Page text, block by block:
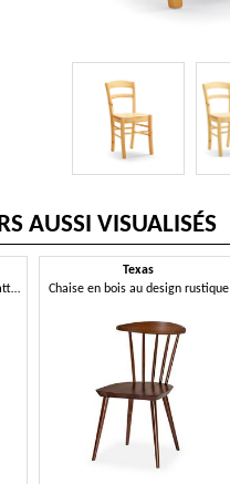
AUSSI VISUALISÉS
Chaise en bois avec dossier à lattes verticales
Texas
Chaise en bois au design rustique